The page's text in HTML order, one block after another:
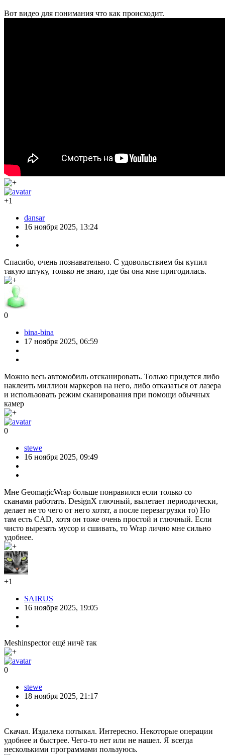
Вот видео для понимания что как происходит.
+1
dansar
16 ноября 2025, 13:24
Спасибо, очень познавательно. С удовольствием бы купил
такую штуку, только не знаю, где бы она мне пригодилась.
0
bina-bina
17 ноября 2025, 06:59
Можно весь автомобиль отсканировать. Только придется либо
наклеить миллион маркеров на него, либо отказаться от лазера
и использовать режим сканирования при помощи обычных
камер
0
stewe
16 ноября 2025, 09:49
Мне GeomagicWrap больше понравился если только со
сканами работать. DesignX глючный, вылетает периодически,
делает не то чего от него хотят, а после перезагрузки то) Но
там есть CAD, хотя он тоже очень простой и глючный. Если
чисто вырезать мусор и сшивать, то Wrap лично мне сильно
удобнее.
+1
SAIRUS
16 ноября 2025, 19:05
Meshinspector ещё ничё так
0
stewe
18 ноября 2025, 21:17
Скачал. Издалека потыкал. Интересно. Некоторые операции
удобнее и быстрее. Чего-то нет или не нашел. Я всегда
несколькими программами пользуюсь.